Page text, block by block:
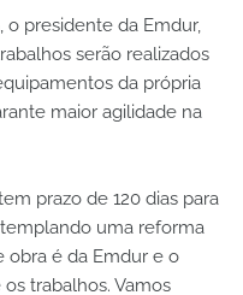
o presidente da Emdur,
serão realizados
da própria
maior agilidade na
prazo de 120 dias para
uma reforma
obra é da Emdur e o
trabalhos. Vamos